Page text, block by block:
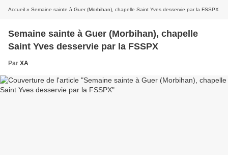
Accueil » Semaine sainte à Guer (Morbihan), chapelle Saint Yves desservie par la FSSPX
Semaine sainte à Guer (Morbihan), chapelle
Saint Yves desservie par la FSSPX
Par XA